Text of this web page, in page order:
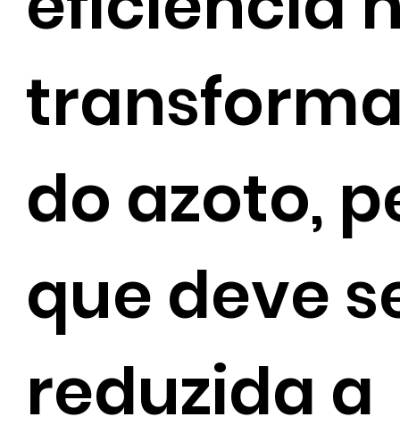
do azoto,
que deve
reduzida a